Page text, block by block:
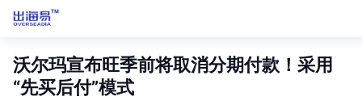
沃尔玛宣布旺季前将取消分期付款！采用
“先买后付”模式